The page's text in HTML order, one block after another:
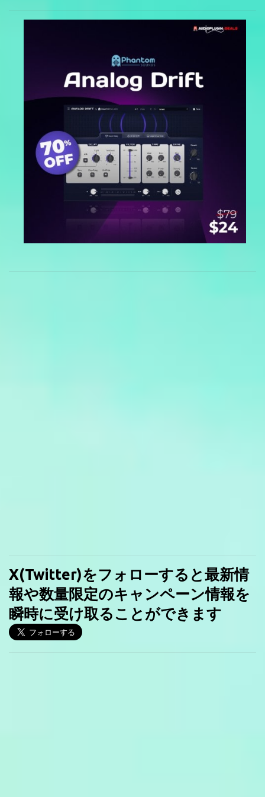
X(Twitter)をフォローすると最新情
報や数量限定のキャンペーン情報を
瞬時に受け取ることができます